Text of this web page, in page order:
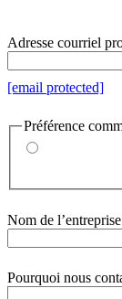
Adresse courriel
[email protected]
Préférence
Nom de l’entreprise
Pourquoi nous